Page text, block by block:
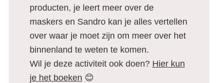
producten, je leert meer over de
maskers en Sandro kan je alles vertellen
over waar je moet zijn om meer over het
binnenland te weten te komen.
Wil je deze activiteit ook doen? Hier kun
je het boeken 😊